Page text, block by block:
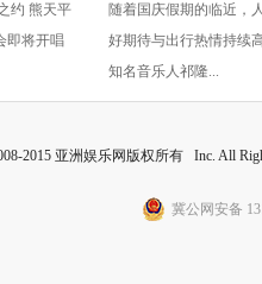
世界巡
约 熊天平
即将开唱
方》以自由旋律
向往
随着国庆假期的临近，
好期待与出行热情持续
知名音乐人祁隆...
2015 亚洲娱乐网版权所有 Inc. All
冀公网安备